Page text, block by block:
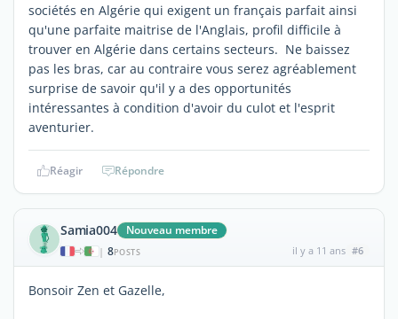
sociétés en Algérie qui exigent un français parfait ainsi
qu'une parfaite maitrise de l'Anglais, profil difficile à
trouver en Algérie dans certains secteurs. Ne baissez
pas les bras, car au contraire vous serez agréablement
surprise de savoir qu'il y a des opportunités
intéressantes à condition d'avoir du culot et l'esprit
aventurier.
Réagir Répondre
Samia004 Nouveau membre
| 8POSTS il y a 11 ans #6
Bonsoir Zen et Gazelle,